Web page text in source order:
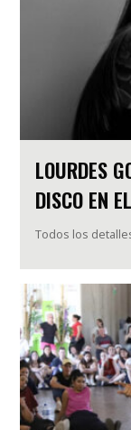
LOURDES
DISCO EN
Todos los